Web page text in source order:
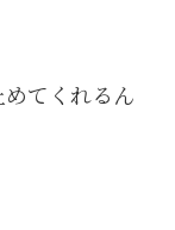
てくれるん